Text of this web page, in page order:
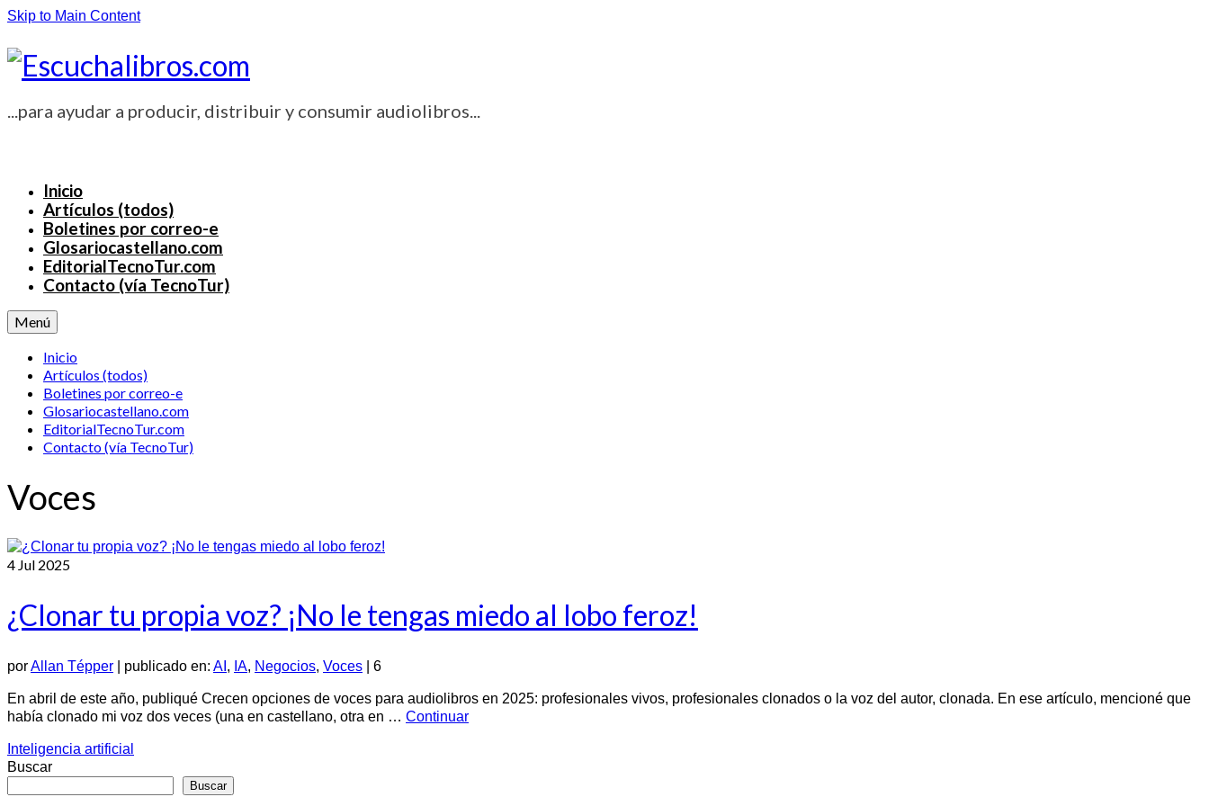
Skip to Main Content
...para ayudar a producir, distribuir y consumir audiolibros...
Inicio
Artículos (todos)
Boletines por correo-e
Glosariocastellano.com
EditorialTecnoTur.com
Contacto (vía TecnoTur)
Menú
Inicio
Artículos (todos)
Boletines por correo-e
Glosariocastellano.com
EditorialTecnoTur.com
Contacto (vía TecnoTur)
Voces
4 Jul 2025
¿Clonar tu propia voz? ¡No le tengas miedo al lobo feroz!
porAllan Tépper publicado en: AI , IA, Negocios, Voces 6
En abril de este año, publiqué Crecen opciones de voces para audiolibros en 2025: profesionales vivos, profesionales clonados o la voz del autor, clonada. En ese artículo, mencioné que
había clonado mi voz dos veces (una en castellano, otra en … Continuar
Inteligencia artificial
Buscar
Buscar